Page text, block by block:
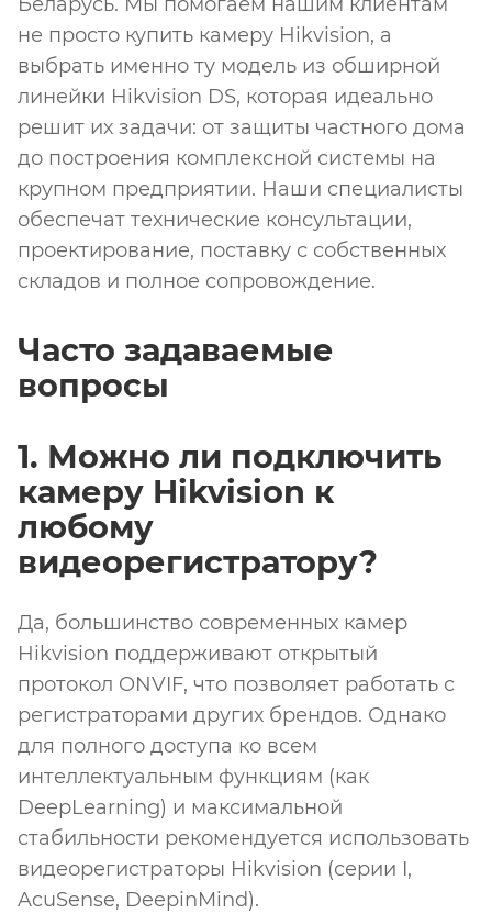
не просто купить камеру Hikvision, а
выбрать именно ту модель из обширной
линейки Hikvision DS, которая идеально
решит их задачи: от защиты частного дома
до построения комплексной системы на
крупном предприятии. Наши специалисты
обеспечат технические консультации,
проектирование, поставку с собственных
складов и полное сопровождение.
Часто задаваемые
вопросы
1. Можно ли подключить
камеру Hikvision к
любому
видеорегистратору?
Да, большинство современных камер
Hikvision поддерживают открытый
протокол ONVIF, что позволяет работать с
регистраторами других брендов. Однако
для полного доступа ко всем
интеллектуальным функциям (как
DeepLearning) и максимальной
стабильности рекомендуется использовать
видеорегистраторы Hikvision (серии I,
AcuSense, DeepinMind).